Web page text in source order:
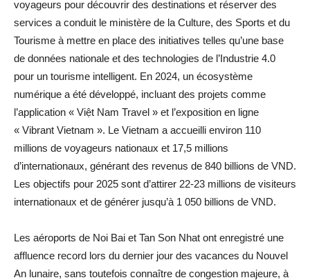
voyageurs pour découvrir des destinations et réserver des
services a conduit le ministère de la Culture, des Sports et du
Tourisme à mettre en place des initiatives telles qu’une base
de données nationale et des technologies de l’Industrie 4.0
pour un tourisme intelligent. En 2024, un écosystème
numérique a été développé, incluant des projets comme
l’application « Việt Nam Travel » et l’exposition en ligne
« Vibrant Vietnam ». Le Vietnam a accueilli environ 110
millions de voyageurs nationaux et 17,5 millions
d’internationaux, générant des revenus de 840 billions de VND.
Les objectifs pour 2025 sont d’attirer 22-23 millions de visiteurs
internationaux et de générer jusqu’à 1 050 billions de VND.
Les aéroports de Noi Bai et Tan Son Nhat ont enregistré une
affluence record lors du dernier jour des vacances du Nouvel
An lunaire, sans toutefois connaître de congestion majeure, à